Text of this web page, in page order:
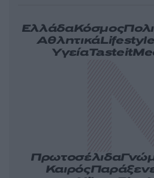
ΕλλάδαΚόσμος
ΑθλητικάLifestyle
ΥγείαTasteit
Πρωτοσέλιδα
Καιρός